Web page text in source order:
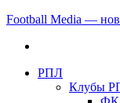
Football Media —
РПЛ
Клубы